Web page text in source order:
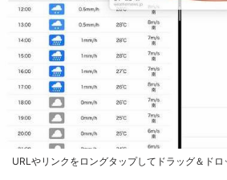
URLやリンクをロングタップしてドラッグ＆ドロ